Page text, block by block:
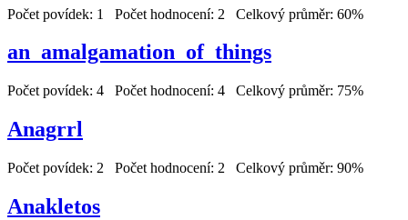
Počet povídek: 1 Počet hodnocení: 2 Celkový průměr: 60%
an_amalgamation_of_things
Počet povídek: 4 Počet hodnocení: 4 Celkový průměr: 75%
Anagrrl
Počet povídek: 2 Počet hodnocení: 2 Celkový průměr: 90%
Anakletos